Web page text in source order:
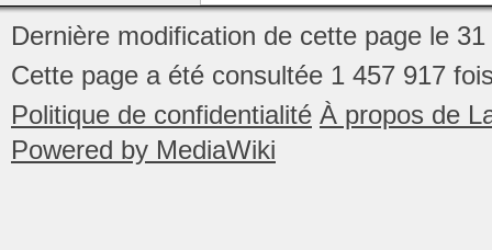
Dernière modification de cette page le
Cette page a été consultée 1 457 917
Politique de confidentialité À propos de
Powered by MediaWiki